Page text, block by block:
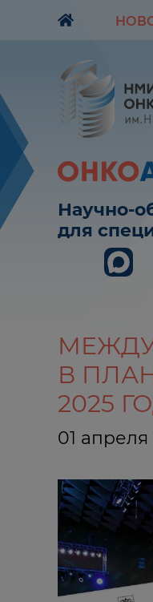
Научно-
для
В
2025
01 апреля